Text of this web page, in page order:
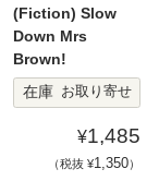
(Fiction) Slow
Down Mrs
Brown!
在庫
お取り寄せ
¥1,485
（税抜 ¥1,350）